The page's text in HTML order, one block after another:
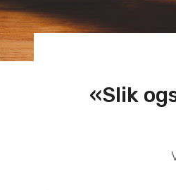
«Slik